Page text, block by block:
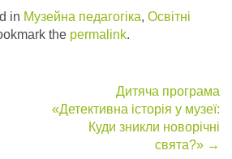
in Музейна педагогіка, Освітні
the permalink.
Дитяча програма
«Детективна історія у музеї:
Куди зникли новорічні
свята?» →